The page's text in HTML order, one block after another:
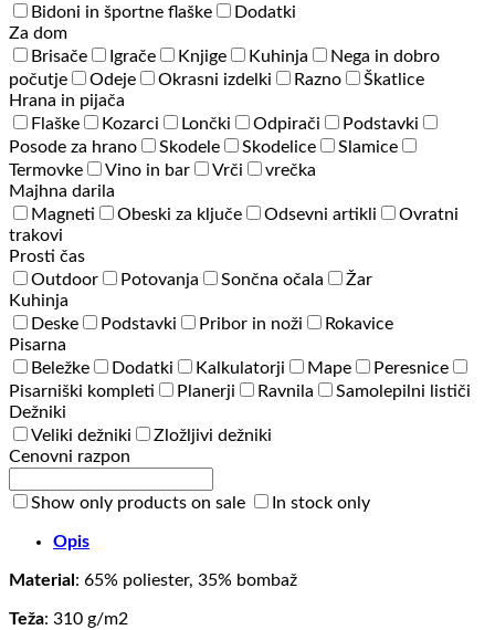
Bidoni in športne flaške
Dodatki
Za dom
Brisače
Igrače Knjige Kuhinja
Nega in dobro
počutje
Odeje Okrasni izdelki Razno
Škatlice
Hrana in pijača
Flaške
Kozarci Lončki Odpirači
Podstavki
Posode za hrano
Skodele Skodelice
Slamice
Termovke
Vino in bar Vrči
vrečka
Majhna darila
Magneti
Obeski za ključe Odsevni artikli
Ovratni
trakovi
Prosti čas
Outdoor
Potovanja Sončna očala
Žar
Kuhinja
Deske
Podstavki Pribor in noži
Rokavice
Pisarna
Beležke
Dodatki Kalkulatorji Mape
Peresnice
Pisarniški kompleti
Planerji Ravnila
Samolepilni lističi
Dežniki
Veliki dežniki
Zložljivi dežniki
Cenovni razpon
Show only products on sale In stock only
Opis
Material : 65% poliester, 35% bombaž
Teža: 310 g/m2